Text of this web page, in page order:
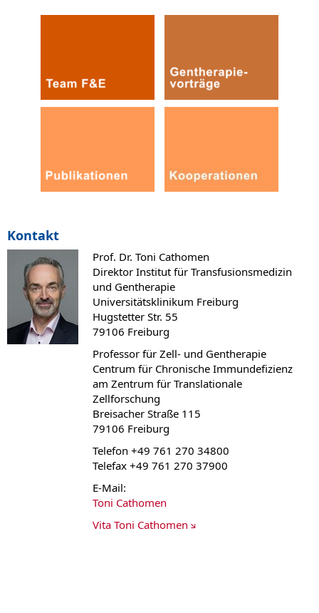
Kontakt
Prof. Dr. Toni Cathomen
Direktor Institut für Transfusionsmedizin
und Gentherapie
Universitätsklinikum Freiburg
Hugstetter Str. 55
79106 Freiburg
Professor für Zell- und Gentherapie
Centrum für Chronische Immundefizienz
am Zentrum für Translationale
Zellforschung
Breisacher Straße 115
79106 Freiburg
Telefon +49 761 270 34800
Telefax +49 761 270 37900
E-Mail:
Toni Cathomen
Vita Toni Cathomen